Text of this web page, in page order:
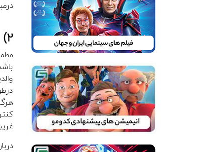
2) از تکنولوژی برای حفاظت از فرزندان خود استفاده کنید